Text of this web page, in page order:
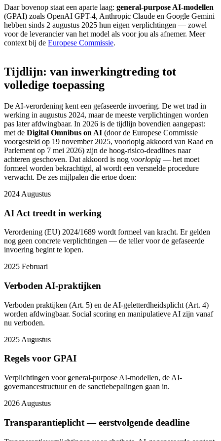
Daar bovenop staat een aparte laag: general-purpose AI-modellen
(GPAI) zoals OpenAI GPT-4, Anthropic Claude en Google Gemini
hebben sinds 2 augustus 2025 hun eigen verplichtingen — zowel
voor de leverancier van het model als voor jou als afnemer. Meer
context bij de Europese Commissie.
Tijdlijn: van inwerkingtreding tot
volledige toepassing
De AI-verordening kent een gefaseerde invoering. De wet trad in
werking in augustus 2024, maar de meeste verplichtingen worden
pas later afdwingbaar. In 2026 is de tijdlijn bovendien aangepast:
met de Digital Omnibus on AI (door de Europese Commissie
voorgesteld op 19 november 2025, voorlopig akkoord van Raad en
Parlement op 7 mei 2026) zijn de hoog-risico-deadlines naar
achteren geschoven. Dat akkoord is nog voorlopig — het moet
formeel worden bekrachtigd, al wordt een versnelde procedure
verwacht. De zes mijlpalen die ertoe doen:
2024 Augustus
AI Act treedt in werking
Verordening (EU) 2024/1689 wordt formeel van kracht. Er gelden
nog geen concrete verplichtingen — de teller voor de gefaseerde
invoering begint te lopen.
2025 Februari
Verboden AI-praktijken
Verboden praktijken (Art. 5) en de AI-geletterdheidsplicht (Art. 4)
worden afdwingbaar. Social scoring en manipulatieve AI zijn vanaf
nu verboden.
2025 Augustus
Regels voor GPAI
Verplichtingen voor general-purpose AI-modellen, de AI-
governancestructuur en de sanctiebepalingen gaan in.
2026 Augustus
Transparantieplicht — eerstvolgende deadline